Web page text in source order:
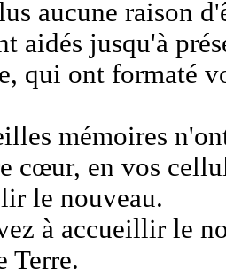
aucune raison
aidés jusqu'à
qui ont formaté
mémoires
cœur, en vos
le nouveau.
à accueillir le
Terre.